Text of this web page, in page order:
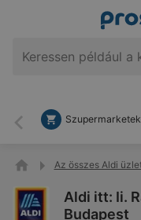
Vissza
Szupermarketek
Az összes Aldi
Aldi itt: Ii.
Budapest